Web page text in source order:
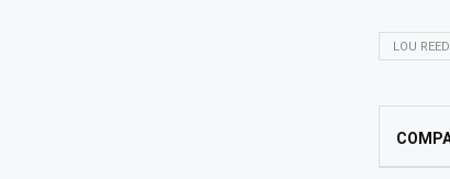
LOU REED